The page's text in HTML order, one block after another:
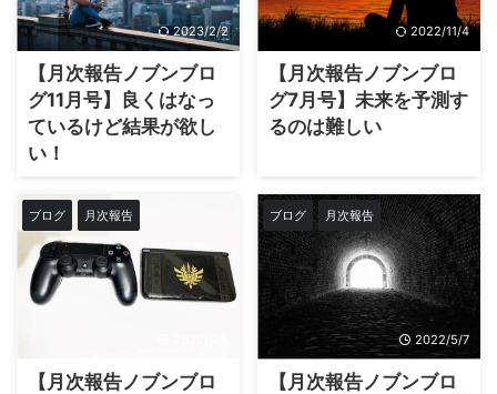
2023/2/2
【月次報告ノブンブロ
グ11月号】良くはなっ
ているけど結果が欲し
い！
2022/11/4
【月次報告ノブンブロ
グ7月号】未来を予測す
るのは難しい
ブログ 月次報告
【月次報告ノブンブロ
ブログ 月次報告
2022/5/7
【月次報告ノブンブロ